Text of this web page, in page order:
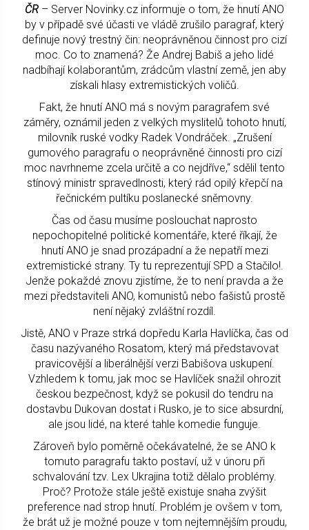
ČR – Server Novinky.cz informuje o tom, že hnutí ANO
by v případě své účasti ve vládě zrušilo paragraf, který
definuje nový trestný čin: neoprávněnou činnost pro cizí
moc. Co to znamená? Že Andrej Babiš a jeho lidé
nadbíhají kolaborantům, zrádcům vlastní země, jen aby
získali hlasy extremistických voličů.
Fakt, že hnutí ANO má s novým paragrafem své
záměry, oznámil jeden z velkých myslitelů tohoto hnutí,
milovník ruské vodky Radek Vondráček. „Zrušení
gumového paragrafu o neoprávněné činnosti pro cizí
moc navrhneme zcela určitě a co nejdříve,“ sdělil tento
stínový ministr spravedlnosti, který rád opilý křepčí na
řečnickém pultíku poslanecké sněmovny.
Čas od času musíme poslouchat naprosto
nepochopitelné politické komentáře, které říkají, že
hnutí ANO je snad prozápadní a že nepatří mezi
extremistické strany. Ty tu reprezentují SPD a Stačilo!.
Jenže pokaždé znovu zjistíme, že to není pravda a že
mezi představiteli ANO, komunistů nebo fašistů prostě
není nějaký zvláštní rozdíl.
Jistě, ANO v Praze strká dopředu Karla Havlíčka, čas od
času nazývaného Rosatom, který má představovat
pravicovější a liberálnější verzi Babišova uskupení.
Vzhledem k tomu, jak moc se Havlíček snažil ohrozit
českou bezpečnost, když se pokusil do tendru na
dostavbu Dukovan dostat i Rusko, je to sice absurdní,
ale jsou lidé, na které tahle komedie funguje.
Zároveň bylo poměrně očekávatelné, že se ANO k
tomuto paragrafu takto postaví, už v únoru při
schvalování tzv. Lex Ukrajina totiž dělalo problémy.
Proč? Protože stále ještě existuje snaha zvýšit
preference nad strop hnutí. Problém je ovšem v tom,
že brát už je možné pouze v tom nejtemnějším proudu,